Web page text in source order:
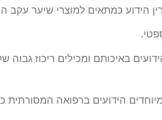
הידוע כמתאים למוצרי שיער
הידועים ברפואה המסורתית